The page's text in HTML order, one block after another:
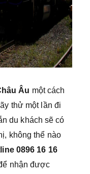
Âu một cách
thử một lần đi
du khách sẽ có
không thể nào
0896 16 16
nhận được